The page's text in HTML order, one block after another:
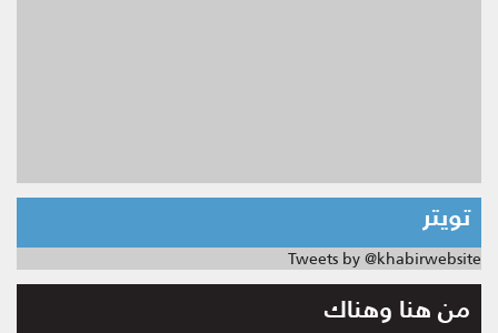
تويتر
Tweets by @khabirwebsite
من هنا وهناك